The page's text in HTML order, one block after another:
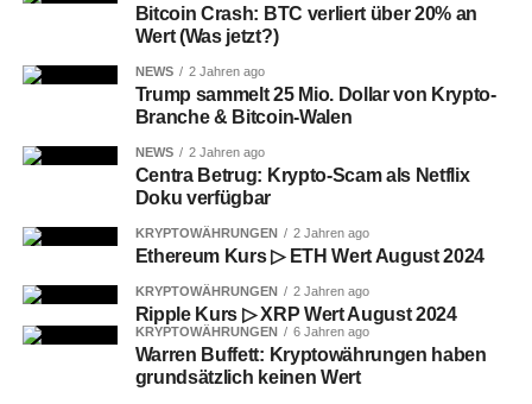
eine Preissteigerung von 300% verzeichnet.
Mit einem aktuellen Marktwert von über 12
Milliarden Euro ist Solana eine bedeutende
Kryptowährung.
Aktuelle Entwicklungen könnten den SOL Wert
weiter beeinflussen.
die zukünftige Preisentwicklung.
Investoren sollten sich über Chancen und Risiken
des Solana Marktes informieren.
Einleitung zum Solana Kurs
Bitcoin Crash: BTC verliert über 20% an
Wert (Was jetzt?)
NEWS 2 Jahren ago
Trump sammelt 25 Mio. Dollar von Krypto-
Branche & Bitcoin-Walen
NEWS 2 Jahren ago
Centra Betrug: Krypto-Scam als Netflix
Doku verfügbar
KRYPTOWÄHRUNGEN 2 Jahren ago
Ethereum Kurs ▷ ETH Wert August 2024
KRYPTOWÄHRUNGEN 2 Jahren ago
Ripple Kurs ▷ XRP Wert August 2024
KRYPTOWÄHRUNGEN 6 Jahren ago
Warren Buffett: Kryptowährungen haben
grundsätzlich keinen Wert